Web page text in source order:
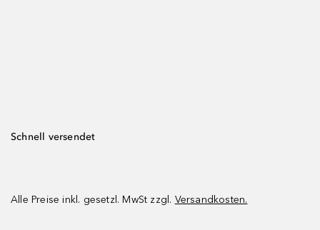
Schnell versendet
Alle Preise inkl. gesetzl. MwSt zzgl. Versandkosten.